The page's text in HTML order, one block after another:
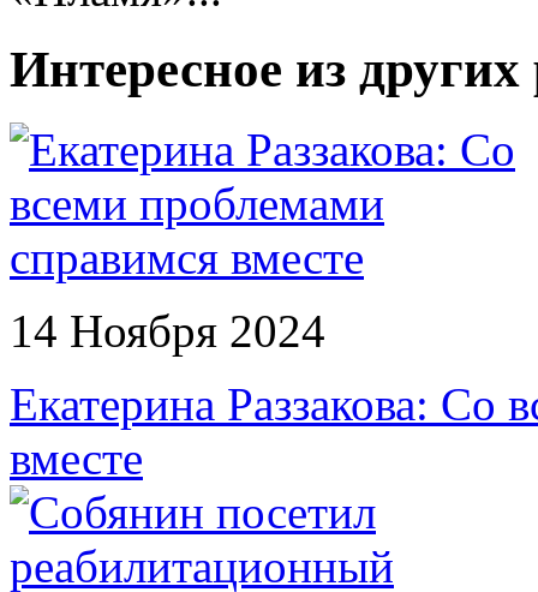
Интересное из
14 Ноября 2024
Екатерина Раззакова: Со
вместе